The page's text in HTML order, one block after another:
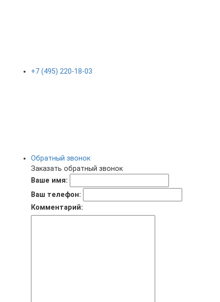
+7 (495) 220-18-03
Обратный звонок
Заказать обратный звонок
Ваше имя:
Ваш телефон:
Комментарий: